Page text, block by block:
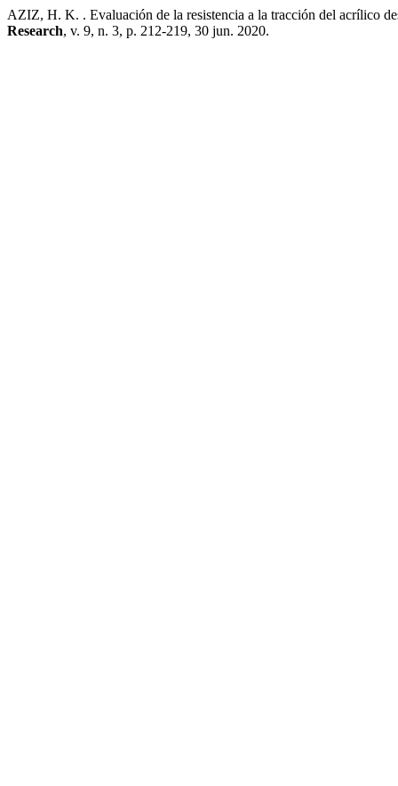
AZIZ, H. K. . Evaluación de la resistencia a la tracción del acrílico
Research, v. 9, n. 3, p. 212-219, 30 jun. 2020.